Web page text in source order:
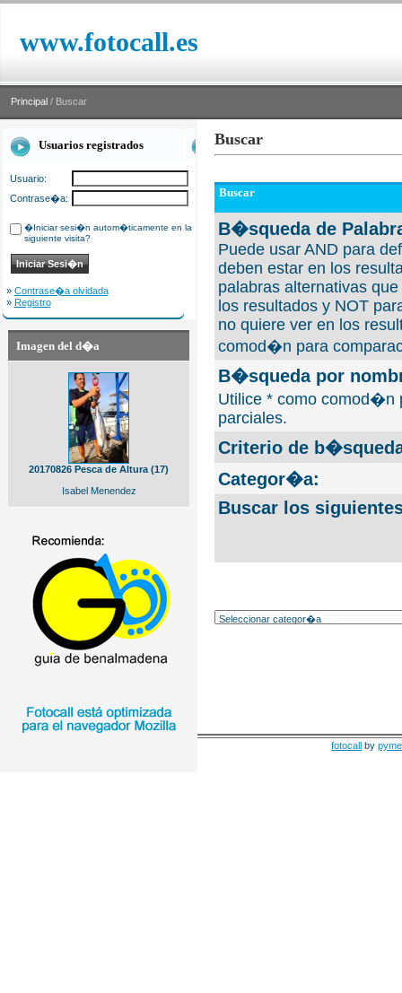
www.fotocall.es
Principal / Buscar
Usuarios registrados
Usuario:
Contrase�a:
�Iniciar sesi�n autom�ticamente en la
siguiente visita?
» Contrase�a olvidada
» Registro
Imagen del d�a
20170826 Pesca de Altura (17)
Isabel Menendez
Buscar
Buscar
B�squeda de
Puede usar AND para
deben estar en los
palabras alternativas
los resultados y NOT
no quiere ver en los
comod�n para
B�squeda por
Utilice * como comod�n
parciales.
Criterio de
Categor�a:
Buscar los
fotocall by